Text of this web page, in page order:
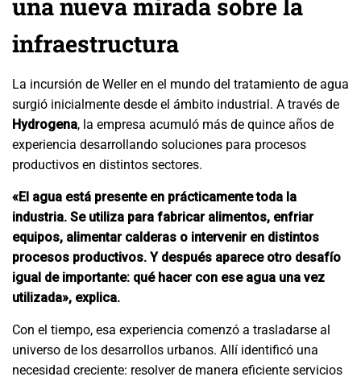
una nueva mirada sobre la
infraestructura
La incursión de Weller en el mundo del tratamiento de agua
surgió inicialmente desde el ámbito industrial. A través de
Hydrogena, la empresa acumuló más de quince años de
experiencia desarrollando soluciones para procesos
productivos en distintos sectores.
«El agua está presente en prácticamente toda la
industria. Se utiliza para fabricar alimentos, enfriar
equipos, alimentar calderas o intervenir en distintos
procesos productivos. Y después aparece otro desafío
igual de importante: qué hacer con ese agua una vez
utilizada», explica.
Con el tiempo, esa experiencia comenzó a trasladarse al
universo de los desarrollos urbanos. Allí identificó una
necesidad creciente: resolver de manera eficiente servicios